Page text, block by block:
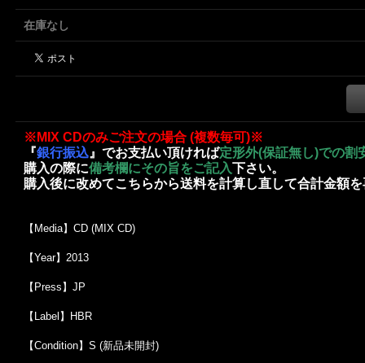
在庫なし
※MIX CDのみご注文の場合 (複数毎可)※
『銀行振込 』でお支払い頂ければ定形外(保証無し)での割
購入の際に備考欄にその旨をご記入下さい。
購入後に改めてこちらから送料を計算し直して合計金額
【Media】CD (MIX CD)
【Year】2013
【Press】JP
【Label】HBR
【Condition】S (新品未開封)